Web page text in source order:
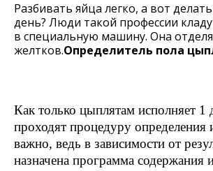
Разбивать яйца легко, а вот
день? Люди такой профессии
в специальную машину. Она
желтков.Определитель пола
Как только цыплятам исполняет 1
проходят процедуру определения
важно, ведь в зависимости от
назначена программа содержания